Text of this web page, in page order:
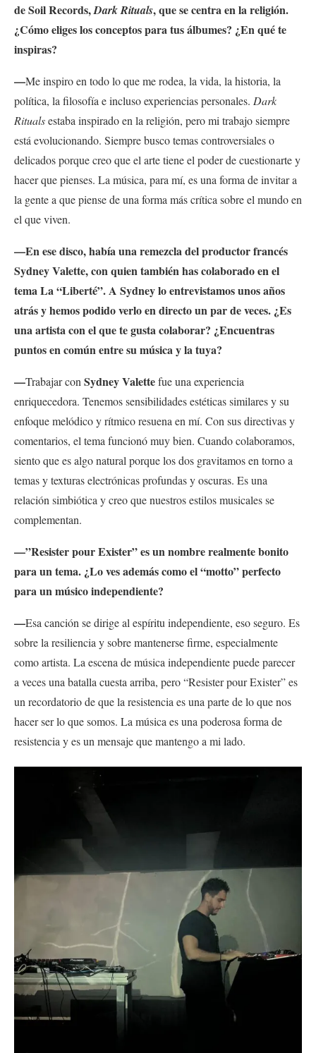
de Soil Records,Dark Rituals, que se centra en la religión.
¿Cómo eliges los conceptos para tus álbumes? ¿En qué te
inspiras?
—Me inspiro en todo lo que me rodea, la vida, la historia, la
política, la filosofía e incluso experiencias personales. Dark
Ritualsestaba inspirado en la religión, pero mi trabajo siempre
está evolucionando. Siempre busco temas controversiales o
delicados porque creo que el arte tiene el poder de cuestionarte y
hacer que pienses. La música, para mí, es una forma de invitar a
la gente a que piense de una forma más crítica sobre el mundo en
el que viven.
—En ese disco, había una remezcla del productor francés
Sydney Valette, con quien también has colaborado en el
tema La “Liberté”. A Sydney lo entrevistamos unos años
atrás y hemos podido verlo en directo un par de veces. ¿Es
una artista con el que te gusta colaborar? ¿Encuentras
puntos en común entre su música y la tuya?
—Trabajar con Sydney Valettefue una experiencia
enriquecedora. Tenemos sensibilidades estéticas similares y su
enfoque melódico y rítmico resuena en mí. Con sus directivas y
comentarios, el tema funcionó muy bien. Cuando colaboramos,
siento que es algo natural porque los dos gravitamos en torno a
temas y texturas electrónicas profundas y oscuras. Es una
relación simbiótica y creo que nuestros estilos musicales se
complementan.
—”Resister pour Exister” es un nombre realmente bonito
para un tema. ¿Lo ves además como el “motto” perfecto
para un músico independiente?
—Esa canción se dirige al espíritu independiente, eso seguro. Es
sobre la resiliencia y sobre mantenerse firme, especialmente
como artista. La escena de música independiente puede parecer
a veces una batalla cuesta arriba, pero “Resister pour Exister” es
un recordatorio de que la resistencia es una parte de lo que nos
hacer ser lo que somos. La música es una poderosa forma de
resistencia y es un mensaje que mantengo a mi lado.